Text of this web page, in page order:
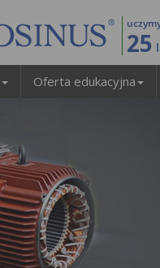
25
Oferta edukacyjna